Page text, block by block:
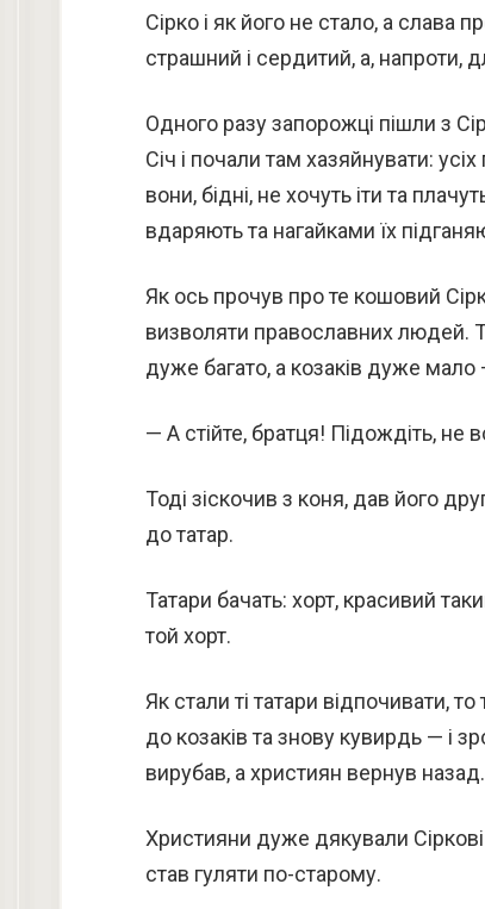
Сірко і як його не стало, а слава
страшний і сердитий, а, напроти,
Одного разу запорожці пішли з
Січ і почали там хазяйнувати:
вони, бідні, не хочуть іти та
вдаряють та нагайками їх
Як ось прочув про те кошовий
визволяти православних людей.
дуже багато, а козаків дуже мало
— А стійте, братця! Підождіть, не
Тоді зіскочив з коня, дав його
до татар.
Татари бачать: хорт, красивий
той хорт.
Як стали ті татари відпочивати,
до козаків та знову кувирдь — і
вирубав, а християн вернув назад.
Християни дуже дякували
став гуляти по-старому.